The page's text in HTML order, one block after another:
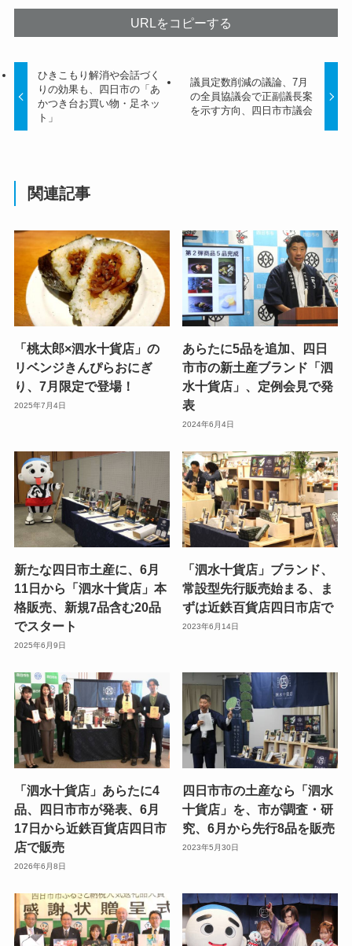
URLをコピーする
ひきこもり解消や会話づく
りの効果も、四日市の「あ
かつき台お買い物・足ネッ
ト」
議員定数削減の議論、7月
の全員協議会で正副議長案
を示す方向、四日市市議会
関連記事
「桃太郎×泗水十貨店」の
リベンジきんぴらおにぎ
り、7月限定で登場！
2025年7月4日
あらたに5品を追加、四日
市市の新土産ブランド「泗
水十貨店」、定例会見で発
表
2024年6月4日
新たな四日市土産に、6月
11日から「泗水十貨店」本
格販売、新規7品含む20品
でスタート
2025年6月9日
「泗水十貨店」ブランド、
常設型先行販売始まる、ま
ずは近鉄百貨店四日市店で
2023年6月14日
「泗水十貨店」あらたに4
品、四日市市が発表、6月
17日から近鉄百貨店四日市
店で販売
2026年6月8日
四日市市の土産なら「泗水
十貨店」を、市が調査・研
究、6月から先行8品を販売
2023年5月30日